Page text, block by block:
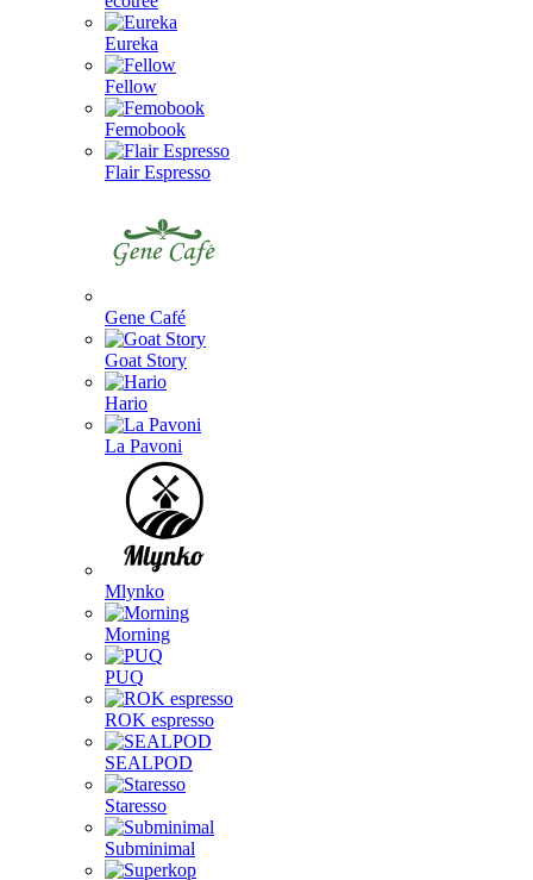
Eureka
Fellow
Femobook
Flair Espresso
Gene Café
Goat Story
Hario
La Pavoni
Mlynko
Morning
PUQ
ROK espresso
SEALPOD
Staresso
Subminimal